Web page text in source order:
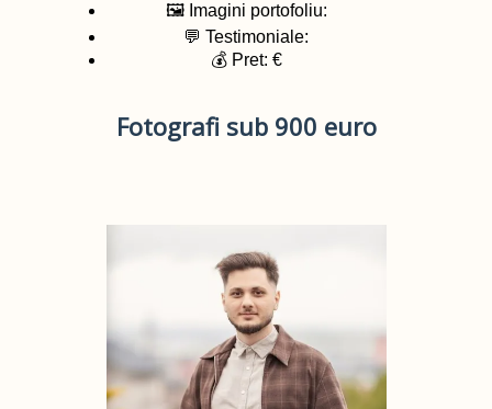
🖼️ Imagini portofoliu:
💬 Testimoniale:
💰 Pret: €
Fotografi sub 900 euro